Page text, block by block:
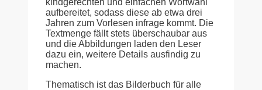
kindgerechten und einfachen Wortwahl
aufbereitet, sodass diese ab etwa drei
Jahren zum Vorlesen infrage kommt. Die
Textmenge fällt stets überschaubar aus
und die Abbildungen laden den Leser
dazu ein, weitere Details ausfindig zu
machen.
Thematisch ist das Bilderbuch für alle